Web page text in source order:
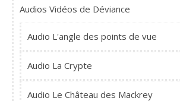
Audios Vidéos de Déviance
Audio L'angle des points de vue
Audio La Crypte
Audio Le Château des Mackrey